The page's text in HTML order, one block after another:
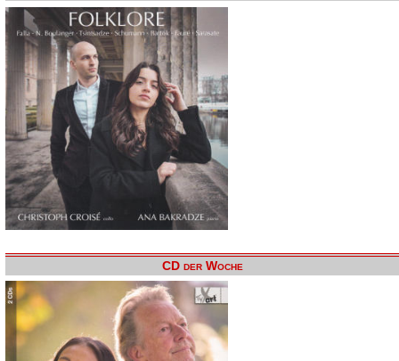
CD der Woche